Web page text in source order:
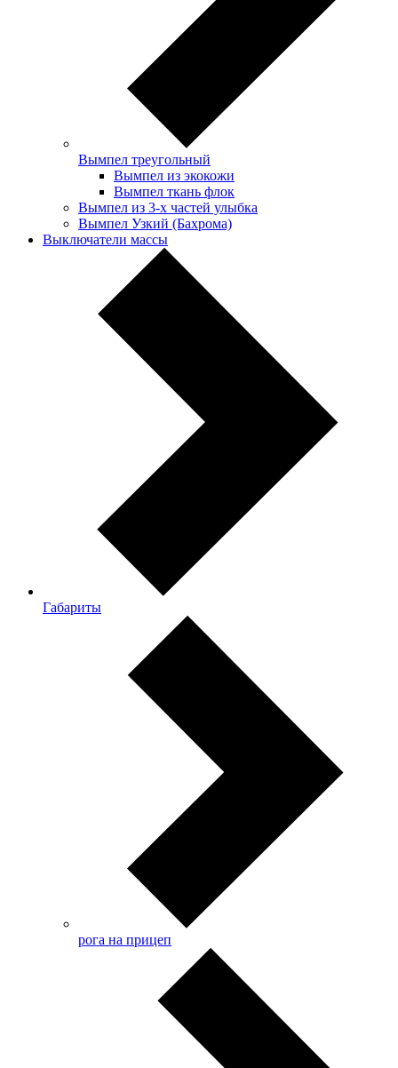
Вымпел треугольный
Вымпел из экокожи
Вымпел ткань флок
Вымпел из 3-х частей улыбка
Вымпел Узкий (Бахрома)
Выключатели массы
Габариты
рога на прицеп